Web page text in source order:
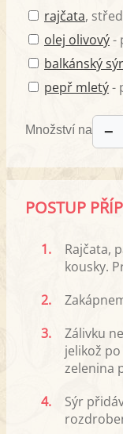
rajčata,
olej olivový-
balkánský sýr
pepř mletý-
Množství na −
POSTUP
1.
Rajčata,
kousky.
2.
3.
Zálivku
jelikož
zelenina
4.
Sýr